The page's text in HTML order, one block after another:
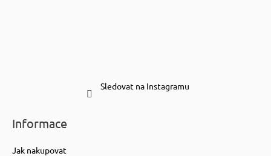
Sledovat na Instagramu
Informace
Jak nakupovat